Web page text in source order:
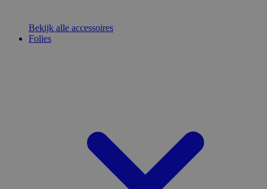
Bekijk alle accessoires
Folies